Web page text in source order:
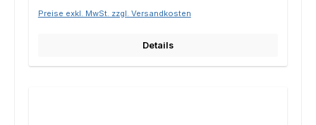
Preise exkl. MwSt. zzgl. Versandkosten
Details